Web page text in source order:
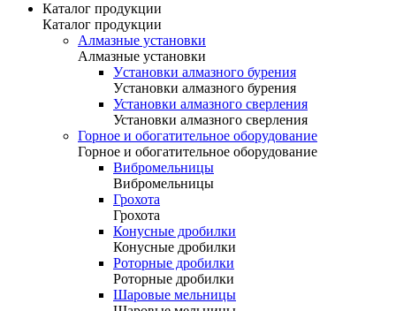
Каталог продукции
Каталог продукции
Алмазные установки
Алмазные установки
Уcтановки алмазного бурения
Уcтановки алмазного бурения
Установки алмазного сверления
Установки алмазного сверления
Горное и обогатительное оборудование
Горное и обогатительное оборудование
Вибромельницы
Вибромельницы
Грохота
Грохота
Конусные дробилки
Конусные дробилки
Роторные дробилки
Роторные дробилки
Шаровые мельницы